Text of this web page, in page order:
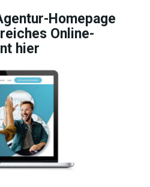
Homepage
Online-
hier